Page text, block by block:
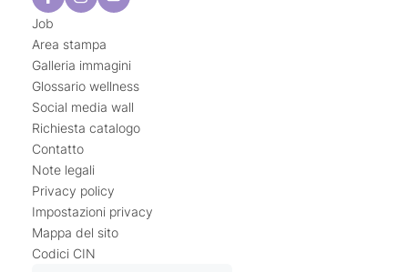
Job
Area stampa
Galleria immagini
Glossario wellness
Social media wall
Richiesta catalogo
Contatto
Note legali
Privacy policy
Impostazioni privacy
Mappa del sito
Codici CIN